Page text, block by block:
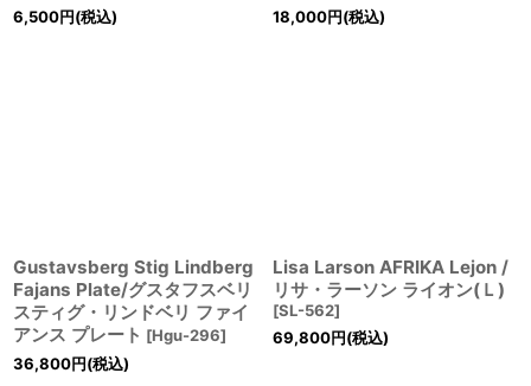
6,500円(税込)
18,000円(税込)
Gustavsberg Stig Lindberg
Fajans Plate/グスタフスベリ
スティグ・リンドベリ ファイ
アンス プレート [Hgu-296]
36,800円(税込)
Lisa Larson AFRIKA Lejon /
リサ・ラーソン ライオン(Ｌ)
[SL-562]
69,800円(税込)